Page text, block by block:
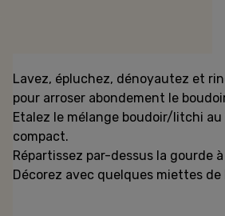
Lavez, épluchez, dénoyautez et
pour arroser abondement le
Etalez le mélange boudoir/litchi
compact.
Répartissez par-dessus la gourde
Décorez avec quelques miettes